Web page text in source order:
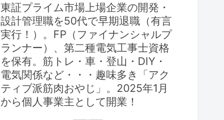
東証プライム市場上場企業の開発・
設計管理職を50代で早期退職（有言
実行！）。FP（ファイナンシャルプ
ランナー）、第二種電気工事士資格
を保有。筋トレ・車・登山・DIY・
電気関係など・・・趣味多き「アク
ティブ派筋肉おやじ」。2025年1月
から個人事業主として開業！